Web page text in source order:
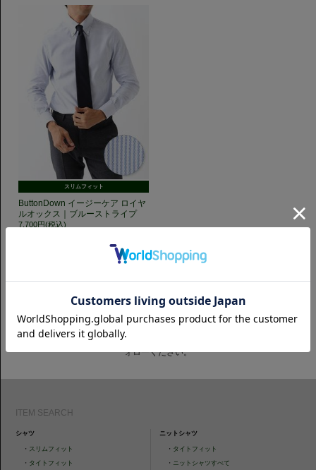
スリムフィット
ButtonDown イージーケア ロイヤ
ルオックス｜ブルーストライプ
7,700円(税込)
GET TO KNOW US
CAMICIANISTAの最新情報、スタイル提案などをおしらせします。是非フ
ォローください。
ITEM SEARCH
シャツ
・ スリムフィット
・ タイトフィット
ニットシャツ
・ タイトフィット
・ ニットシャツすべて